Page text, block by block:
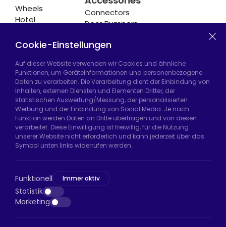
Wheels
Hotel
Casters
Connectors
Door Bumpers
Hadımköy Fabrik:Atatürk Sanayi Bölgesi,
Uzunçayır Caddesi, No:11 Hadımköy, 34555
Arnavutköy/İstanbul
Telefon: +90 212 640 66 46
E-Mail: export@htsteker.com
D:a, 34045 Bayrampaşa/İstanbul
Telefon:+90 530 044 64 87
E-Mail: info@htsteker.com
Cookie-Einstellungen
Auf dieser Website verwenden wir Cookies und ähnliche
Funktionen, um Geräteinformationen und personenbezogene
Daten zu verarbeiten. Die Verarbeitung dient der Einbindung von
Inhalten, externen Diensten und Elementen Dritter, der
statistischen Auswertung/Messung, der personalisierten
Werbung und der Einbindung von Social Media. Je nach
Funktion werden Daten an Dritte übertragen und von diesen
verarbeitet. Diese Einwilligung ist freiwillig, für die Nutzung
unserer Website nicht erforderlich und kann jederzeit über das
Symbol unten links widerrufen werden.
Funktionell Immer aktiv
Statistik
Marketing